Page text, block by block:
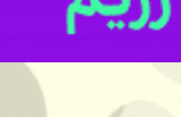
از دیگر برنامه‌های جنبی این آیین که
شهرستان پردیس با جمعیتی بیش از ۵۰۰هزار نفر در شرق پایتخت قرار دارد.
استان‌ها تهران